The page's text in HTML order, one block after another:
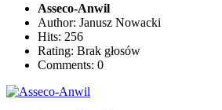
Asseco-Anwil
Author: Janusz Nowacki
Hits: 256
Rating: Brak głosów
Comments: 0